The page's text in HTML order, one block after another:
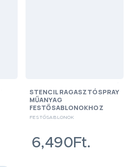
STENCIL RAGASZTÓSPRAY
MŰANYAG
FESTŐSABLONOKHOZ
FESTŐSABLONOK
6,490Ft.